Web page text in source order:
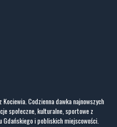
Codzienna dawka najnowszych
społeczne, kulturalne, sportowe z
i pobliskich miejscowości.